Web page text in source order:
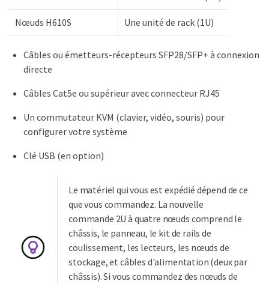
Nœuds H610S Une unité de rack (1U)
Câbles ou émetteurs-récepteurs SFP28/SFP+ à connexion
directe
Câbles Cat5e ou supérieur avec connecteur RJ45
Un commutateur KVM (clavier, vidéo, souris) pour
configurer votre système
Clé USB (en option)
Le matériel qui vous est expédié dépend de ce
que vous commandez. La nouvelle
commande 2U à quatre nœuds comprend le
châssis, le panneau, le kit de rails de
coulissement, les lecteurs, les nœuds de
stockage, et câbles d'alimentation (deux par
châssis). Si vous commandez des nœuds de